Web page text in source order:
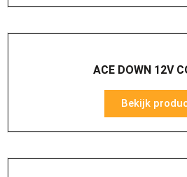
ACE DOWN 12V
Bekijk